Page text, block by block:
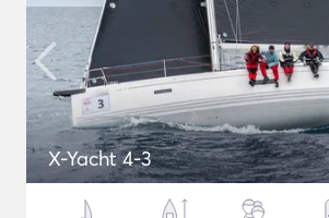
X-Yacht 4-3